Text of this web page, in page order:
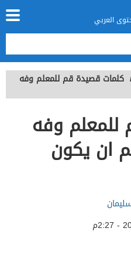
العربي
كلمات قصيدة قم للمعلم وفه
وفه
ان يكون